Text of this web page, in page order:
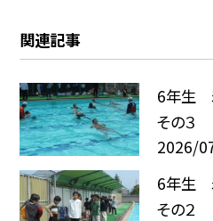
関連記事
6年生
その３
2026/
6年生
その２